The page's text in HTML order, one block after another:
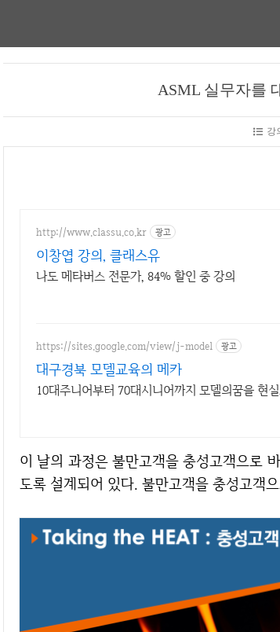
ASML 실무자를
강
http://www.classu.co.kr 광고
이창엽 강의, 클래스유
나도 메타버스 전문가, 84% 할인 중 강의
https://sites.google.com/view/j-model 광고
대구경북 모델교육의 메카
10대주니어부터 70대시니어까지 모델의꿈을 현
이 날의 과정은 불만고객을 충성고객으로 바꾸는 방법을 이해하고 가상사례 학습 후 실전연습을 진행하
도록 설계되어 있다. 불만고객을 충성고객